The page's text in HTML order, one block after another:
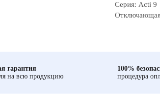
Серия: Acti 9
гарантия
на всю продукцию
100%
процедура